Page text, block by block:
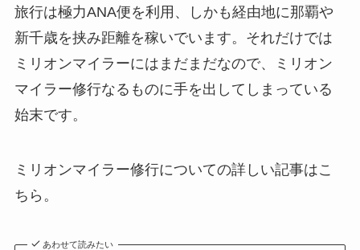
旅行は極力ANA便を利用、しかも経由地に那覇や
新千歳を挟み距離を稼いでいます。それだけでは
ミリオンマイラーにはまだまだなので、ミリオン
マイラー修行なるものに手を出してしまっている
始末です。
ミリオンマイラー修行についての詳しい記事はこ
ちら。
あわせて読みたい